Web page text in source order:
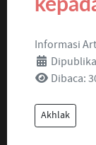
Informasi
Dibaca:
Akhlak